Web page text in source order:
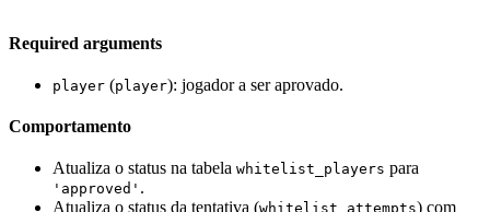
Required arguments
player (player): jogador a ser aprovado.
Comportamento
Atualiza o status na tabela whitelist_players para
'approved' .
Atualiza o status da tentativa (whitelist_attempts) com